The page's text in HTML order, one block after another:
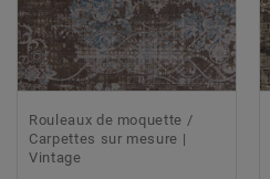
Rouleaux de moquette /
Carpettes sur mesure |
Vintage